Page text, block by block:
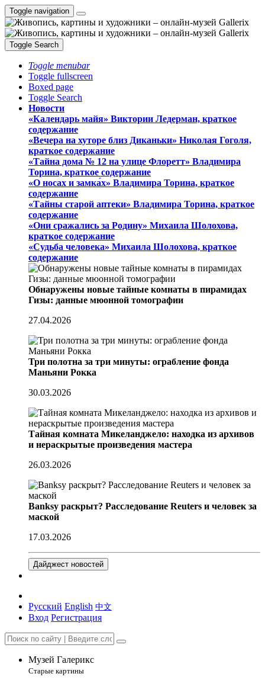
Toggle navigation
Toggle Search
Toggle menubar
Toggle fullscreen
Boxed page
Toggle Search
Новости
«Календарь майя» Виктории Ледерман, краткое
содержание
«Вечера на хуторе близ Диканьки» Николая Гоголя,
краткое содержание
«Тайна дома № 12 на улице Флоретт» Владимира
Торина, краткое содержание
«О носах и замка́х» Владимира Торина, краткое
содержание
«Тайны старой аптеки» Владимира Торина, краткое
содержание
«Они сражались за Родину» Михаила Шолохова,
краткое содержание
«Судьба человека» Михаила Шолохова, краткое
содержание
Обнаружены новые тайные комнаты в пирамидах
Гизы: данные мюонной томографии
27.04.2026
Три полотна за три минуты: ограбление фонда
Маньяни Рокка
30.03.2026
Тайная комната Микеланджело: находка из архивов
и нераскрытые произведения мастера
26.03.2026
Banksy раскрыт? Расследование Reuters и человек за
маской
17.03.2026
Дайджест новостей
Русский English 中文
Вход Регистрация
Музей Галерикс
Старые картины